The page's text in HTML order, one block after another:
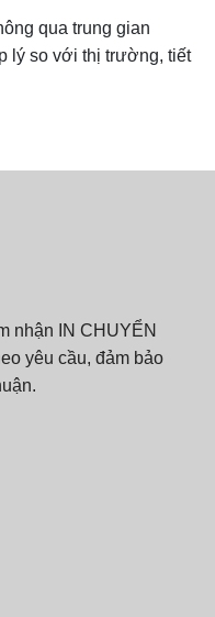
qua trung gian
lý so với thị trường, tiết
nhận IN CHUYỂN
yêu cầu, đảm bảo